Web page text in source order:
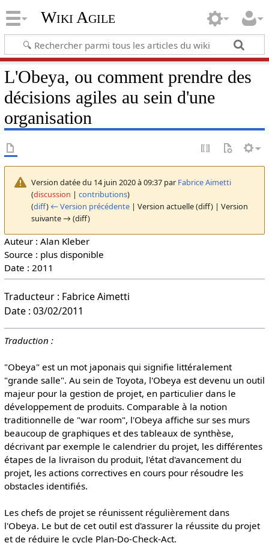
Wiki Agile
L'Obeya, ou comment prendre des
décisions agiles au sein d'une
organisation
Version datée du 14 juin 2020 à 09:37 par Fabrice Aimetti
(discussion | contributions)
(diff) ← Version précédente| Version actuelle (diff) | Version
suivante → (diff)
Auteur : Alan Kleber
Source : plus disponible
Date : 2011
Traducteur : Fabrice Aimetti
Date : 03/02/2011
Traduction :
"Obeya" est un mot japonais qui signifie littéralement
"grande salle". Au sein de Toyota, l'Obeya est devenu un outil
majeur pour la gestion de projet, en particulier dans le
développement de produits. Comparable à la notion
traditionnelle de "war room", l'Obeya affiche sur ses murs
beaucoup de graphiques et des tableaux de synthèse,
décrivant par exemple le calendrier du projet, les différentes
étapes de la livraison du produit, l'état d'avancement du
projet, les actions correctives en cours pour résoudre les
obstacles identifiés.
Les chefs de projet se réunissent régulièrement dans
l'Obeya. Le but de cet outil est d'assurer la réussite du projet
et de réduire le cycle Plan-Do-Check-Act.